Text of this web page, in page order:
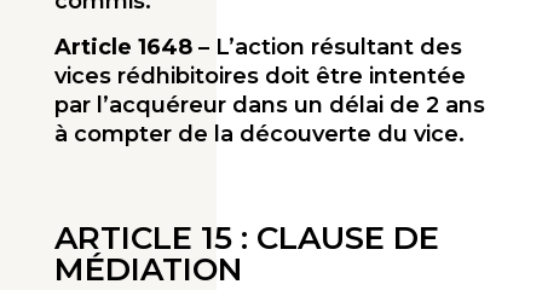
Article 1648 – L’action résultant des
vices rédhibitoires doit être intentée
par l’acquéreur dans un délai de 2 ans
à compter de la découverte du vice.
ARTICLE 15 : CLAUSE DE
MÉDIATION